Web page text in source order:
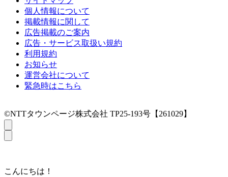
個人情報について
掲載情報に関して
広告掲載のご案内
広告・サービス取扱い規約
利用規約
お知らせ
運営会社について
緊急時はこちら
©NTTタウンページ株式会社 TP25-193号【261029】
こんにちは！